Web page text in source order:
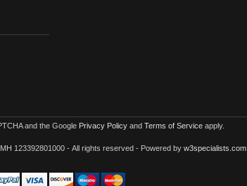
and the Google Privacy Policyand Terms of Serviceapply.
123392801000 - All rights reserved - Powered by w3specialists.com